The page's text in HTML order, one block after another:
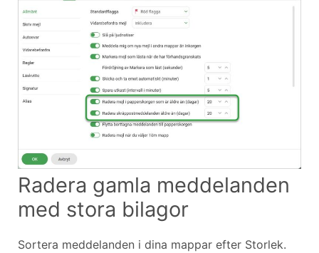
Radera gamla meddelanden
med stora bilagor
Sortera meddelanden i dina mappar efter Storlek.